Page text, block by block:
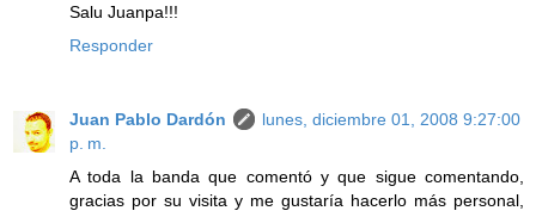
Salu Juanpa!!!
Responder
Juan Pablo Dardón
lunes, diciembre 01, 2008 9:27:00
p. m.
A toda la banda que comentó y que sigue comentando,
gracias por su visita y me gustaría hacerlo más personal,